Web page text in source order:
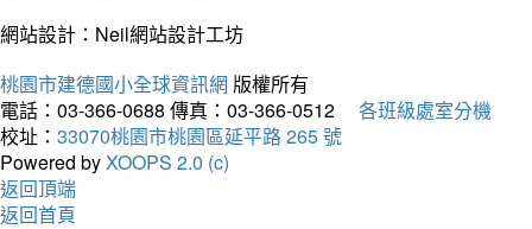
網站設計：Neil網站設計工坊
桃園市建德國小全球資訊網 版權所有
電話：03-366-0688 傳真：03-366-0512
各班級處室分機
校址： 33070桃園市桃園區延平路 265 號
Powered byXOOPS 2.0 (c)
返回頂端
返回首頁